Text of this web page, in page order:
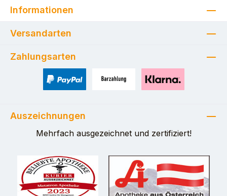
Informationen
Versandarten
Zahlungsarten
Auszeichnungen
Mehrfach ausgezeichnet und zertifiziert!